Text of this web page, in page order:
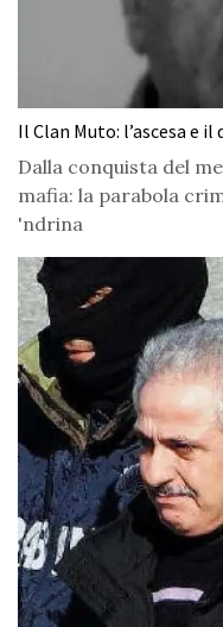
Il Clan Muto: l’ascesa e
Dalla conquista del
mafia: la parabola
'ndrina